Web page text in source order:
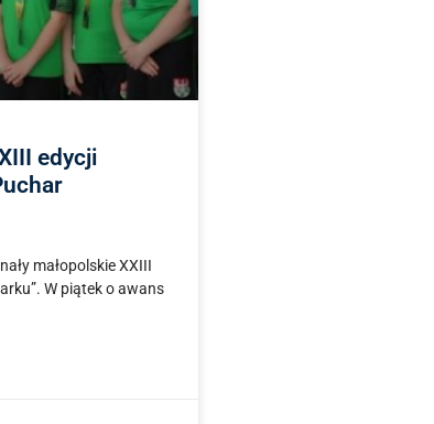
edycji
małopolskie XXIII
W piątek o awans